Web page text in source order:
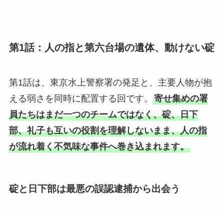
第1話：人の指と第六台場の遺体、動けない碇
第1話は、東京水上警察署の発足と、主要人物が抱
える弱さを同時に配置する回です。 寄せ集めの署
員たちはまだ一つのチームではなく、碇、日下
部、礼子も互いの役割を理解しないまま、人の指
が流れ着く不気味な事件へ巻き込まれます。
碇と日下部は最悪の誤認逮捕から出会う